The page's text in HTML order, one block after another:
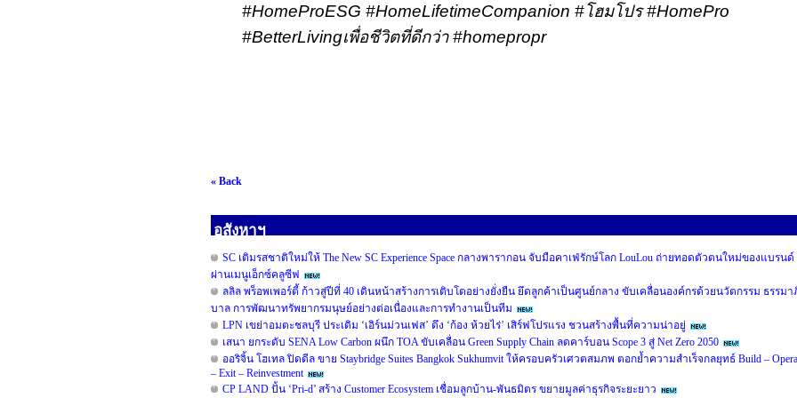
#HomeProESG #HomeLifetimeCompanion #โฮมโปร#HomePro
#BetterLivingเพื่อชีวิตที่ดีกว่า#homepropr
« Back
อสังหาฯ
SC เติมรสชาติใหม่ให้ The New SC Experience Space กลางพารากอน จับมือคาเฟ่รักษ์โลก LouLou ถ่ายทอดตัวตนใหม่ของแบรนด์
ผ่านเมนูเอ็กซ์คลูซีฟ
ลลิล พร็อพเพอร์ตี้ ก้าวสู่ปีที่ 40 เดินหน้าสร้างการเติบโตอย่างยั่งยืน ยึดลูกค้าเป็นศูนย์กลาง ขับเคลื่อนองค์กรด้วยนวัตกรรม ธรรมา
บาล การพัฒนาทรัพยากรมนุษย์อย่างต่อเนื่องและการทำงานเป็นทีม
LPN เขย่าอมตะชลบุรี ประเดิม ‘เอิร์นม่วนเฟส’ ดึง ‘ก้อง ห้วยไร่’ เสิร์ฟโปรแรง ชวนสร้างพื้นที่ความน่าอยู่
เสนา ยกระดับ SENA Low Carbon ผนึก TOA ขับเคลื่อน Green Supply Chain ลดคาร์บอน Scope 3 สู่ Net Zero 2050
ออริจิ้น โฮเทล ปิดดีล ขาย Staybridge Suites Bangkok Sukhumvit ให้ครอบครัวเศวตสมภพ ตอกย้ำความสำเร็จกลยุทธ์ Build –
– Exit – Reinvestment
CP LAND ปั้น ‘Pri-d’ สร้าง Customer Ecosystem เชื่อมลูกบ้าน-พันธมิตร ขยายมูลค่าธุรกิจระยะยาว